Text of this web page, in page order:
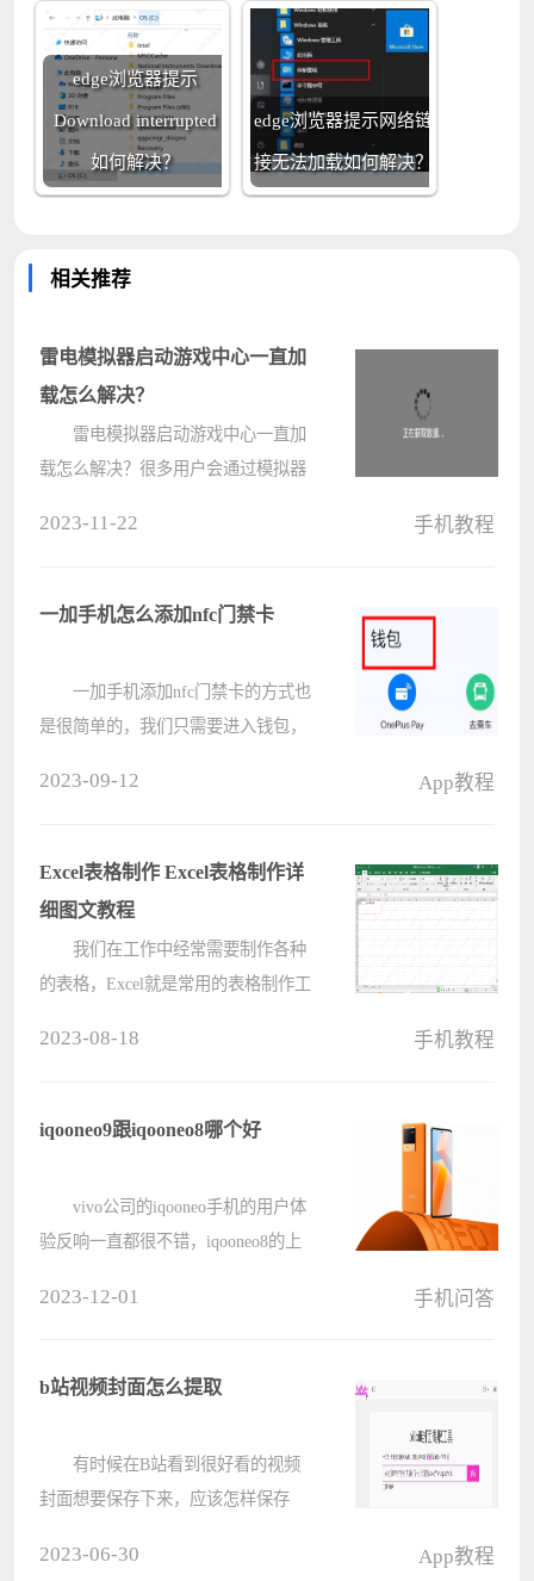
edge浏览器提示
Download interrupted
如何解决？
edge浏览器提示网络链
接无法加载如何解决？
相关推荐
雷电模拟器启动游戏中心一直加
载怎么解决？
雷电模拟器启动游戏中心一直加
载怎么解决？很多用户会通过模拟器
该如何解决，那么今天电脑系统之家
2023-11-22 手机教程
一加手机怎么添加nfc门禁卡
一加手机添加nfc门禁卡的方式也
是很简单的，我们只需要进入钱包，
添加nfc门禁卡： 1、首先????
2023-09-12 App教程
Excel表格制作 Excel表格制作详
细图文教程
我们在工作中经常需要制作各种
的表格，Excel就是常用的表格制作工
们将来介绍如何制作我们的第一个
2023-08-18 手机教程
iqooneo9跟iqooneo8哪个好
vivo公司的iqooneo手机的用户体
验反响一直都很不错，iqooneo8的上
iqooneo8哪个好 答：
2023-12-01 手机问答
b站视频封面怎么提取
有时候在B站看到很好看的视频
封面想要保存下来，应该怎样保存
2023-06-30 App教程